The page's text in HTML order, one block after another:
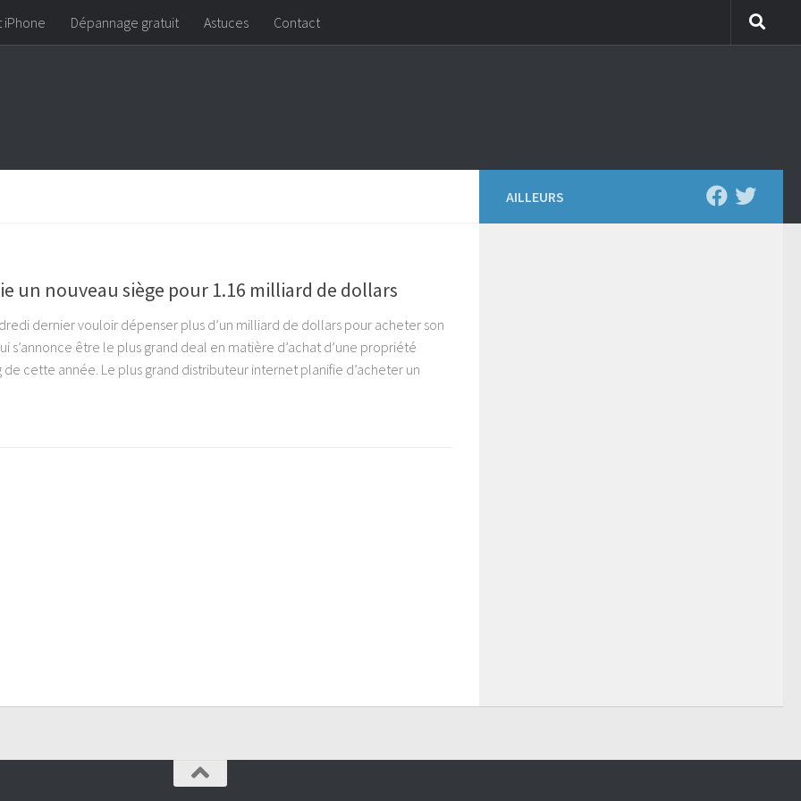
iPhone Dépannage gratuit Astuces Contact
un nouveau siège pour 1.16 milliard de dollars
dernier vouloir dépenser plus d’un milliard de dollars pour acheter son
s’annonce être le plus grand deal en matière d’achat d’une propriété
cette année. Le plus grand distributeur internet planifie d’acheter un
AILLEURS